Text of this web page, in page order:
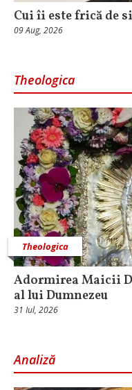
Cui îi este frică de
09 Aug, 2026
Theologica
Theologica
Adormirea Maicii
al lui Dumnezeu
31 Iul, 2026
Analiză